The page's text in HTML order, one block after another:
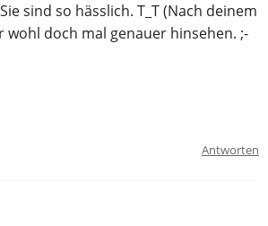
sind so hässlich. T_T (Nach deinem
wohl doch mal genauer hinsehen. ;-
Antworten